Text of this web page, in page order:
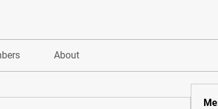
About